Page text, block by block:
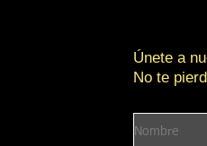
Únete a
No te